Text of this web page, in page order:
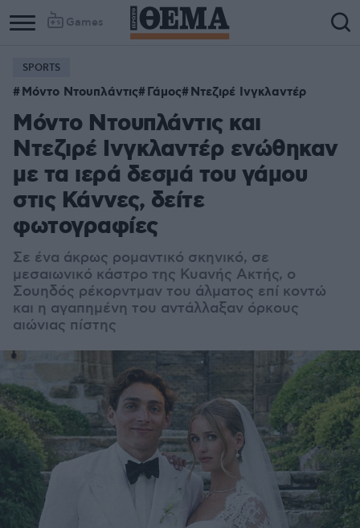
Games
SPORTS
Μόντο Ντουπλάντις Γάμος Ντεζιρέ Ινγκλαντέρ
Μόντο Ντουπλάντις και
Ντεζιρέ Ινγκλαντέρ ενώθηκαν
με τα ιερά δεσμά του γάμου
στις Κάννες, δείτε
φωτογραφίες
Σε ένα άκρως ρομαντικό σκηνικό, σε
μεσαιωνικό κάστρο της Κυανής Ακτής, ο
Σουηδός ρέκορντμαν του άλματος επί κοντώ
και η αγαπημένη του αντάλλαξαν όρκους
αιώνιας πίστης